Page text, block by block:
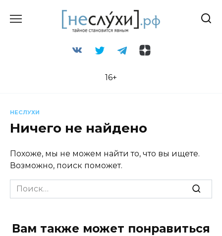
16+
НЕСЛУХИ
Ничего не найдено
Похоже, мы не можем найти то, что вы ищете.
Возможно, поиск поможет.
Search
for:
Вам также может понравиться